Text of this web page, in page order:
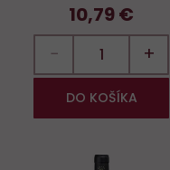
10,79 €
− +
DO KOŠÍKA